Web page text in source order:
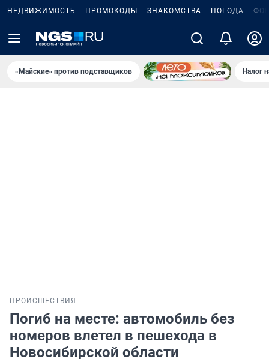
НЕДВИЖИМОСТЬ ПРОМОКОДЫ ЗНАКОМСТВА ПОГОДА
«Майские» против подставщиков Налог
ПРОИСШЕСТВИЯ
Погиб на месте: автомобиль без
номеров влетел в пешехода в
Новосибирской области